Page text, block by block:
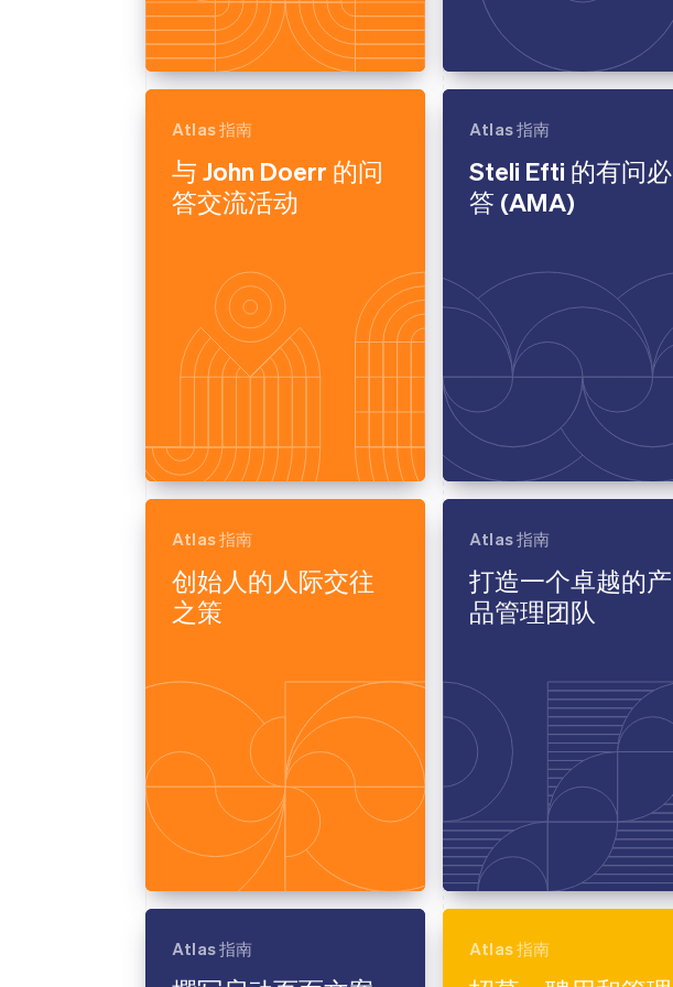
Atlas 指南
与 John Doerr 的问
答交流活动
Atlas 指南
Steli Efti 的有问必
答 (AMA)
Atlas 指南
创始人的人际交往
之策
Atlas 指南
打造一个卓越的产
品管理团队
Atlas 指南 Atlas 指南